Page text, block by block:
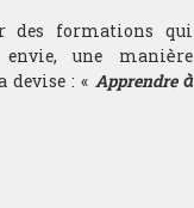
des formations qui
une manière
: « Apprendre à